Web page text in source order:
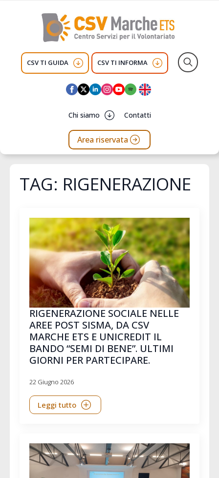
CSV TI GUIDA CSV TI INFORMA
Chi siamo Contatti
Area riservata
TAG: RIGENERAZIONE
RIGENERAZIONE SOCIALE NELLE
AREE POST SISMA, DA CSV
MARCHE ETS E UNICREDIT IL
BANDO “SEMI DI BENE”. ULTIMI
GIORNI PER PARTECIPARE.
22 Giugno 2026
Leggi tutto